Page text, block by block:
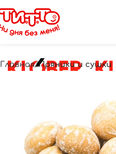
Главная Пряники и сушки